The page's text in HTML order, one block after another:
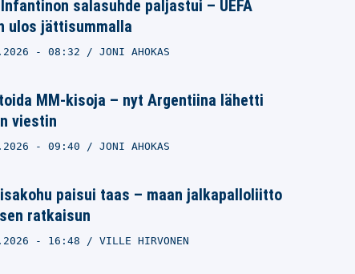
salasuhde paljastui – UEFA
ulos jättisummalla
- 08:32 JONI AHOKAS
MM-kisoja – nyt Argentiina lähetti
viestin
- 09:40 JONI AHOKAS
paisui taas – maan jalkapalloliitto
ratkaisun
- 16:48 VILLE HIRVONEN